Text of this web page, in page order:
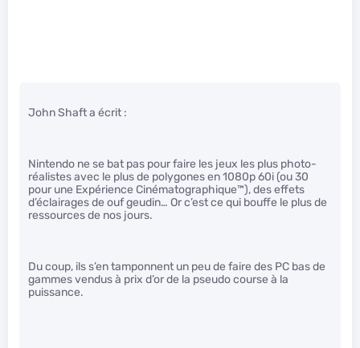
John Shaft a écrit :
Nintendo ne se bat pas pour faire les jeux les plus photo-
réalistes avec le plus de polygones en 1080p 60i (ou 30
pour une Expérience Cinématographique™), des effets
d’éclairages de ouf geudin… Or c’est ce qui bouffe le plus de
ressources de nos jours.
Du coup, ils s’en tamponnent un peu de faire des PC bas de
gammes vendus à prix d’or de la pseudo course à la
puissance.